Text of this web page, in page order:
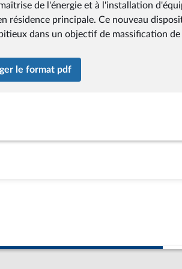
de l'énergie et à l'installation
résidence principale. Ce nouveau
dans un objectif de massification
le format pdf